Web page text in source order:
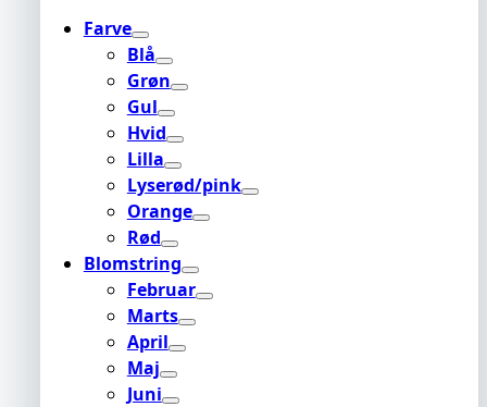
Farve
Blå
Grøn
Gul
Hvid
Lilla
Lyserød/pink
Orange
Rød
Blomstring
Februar
Marts
April
Maj
Juni